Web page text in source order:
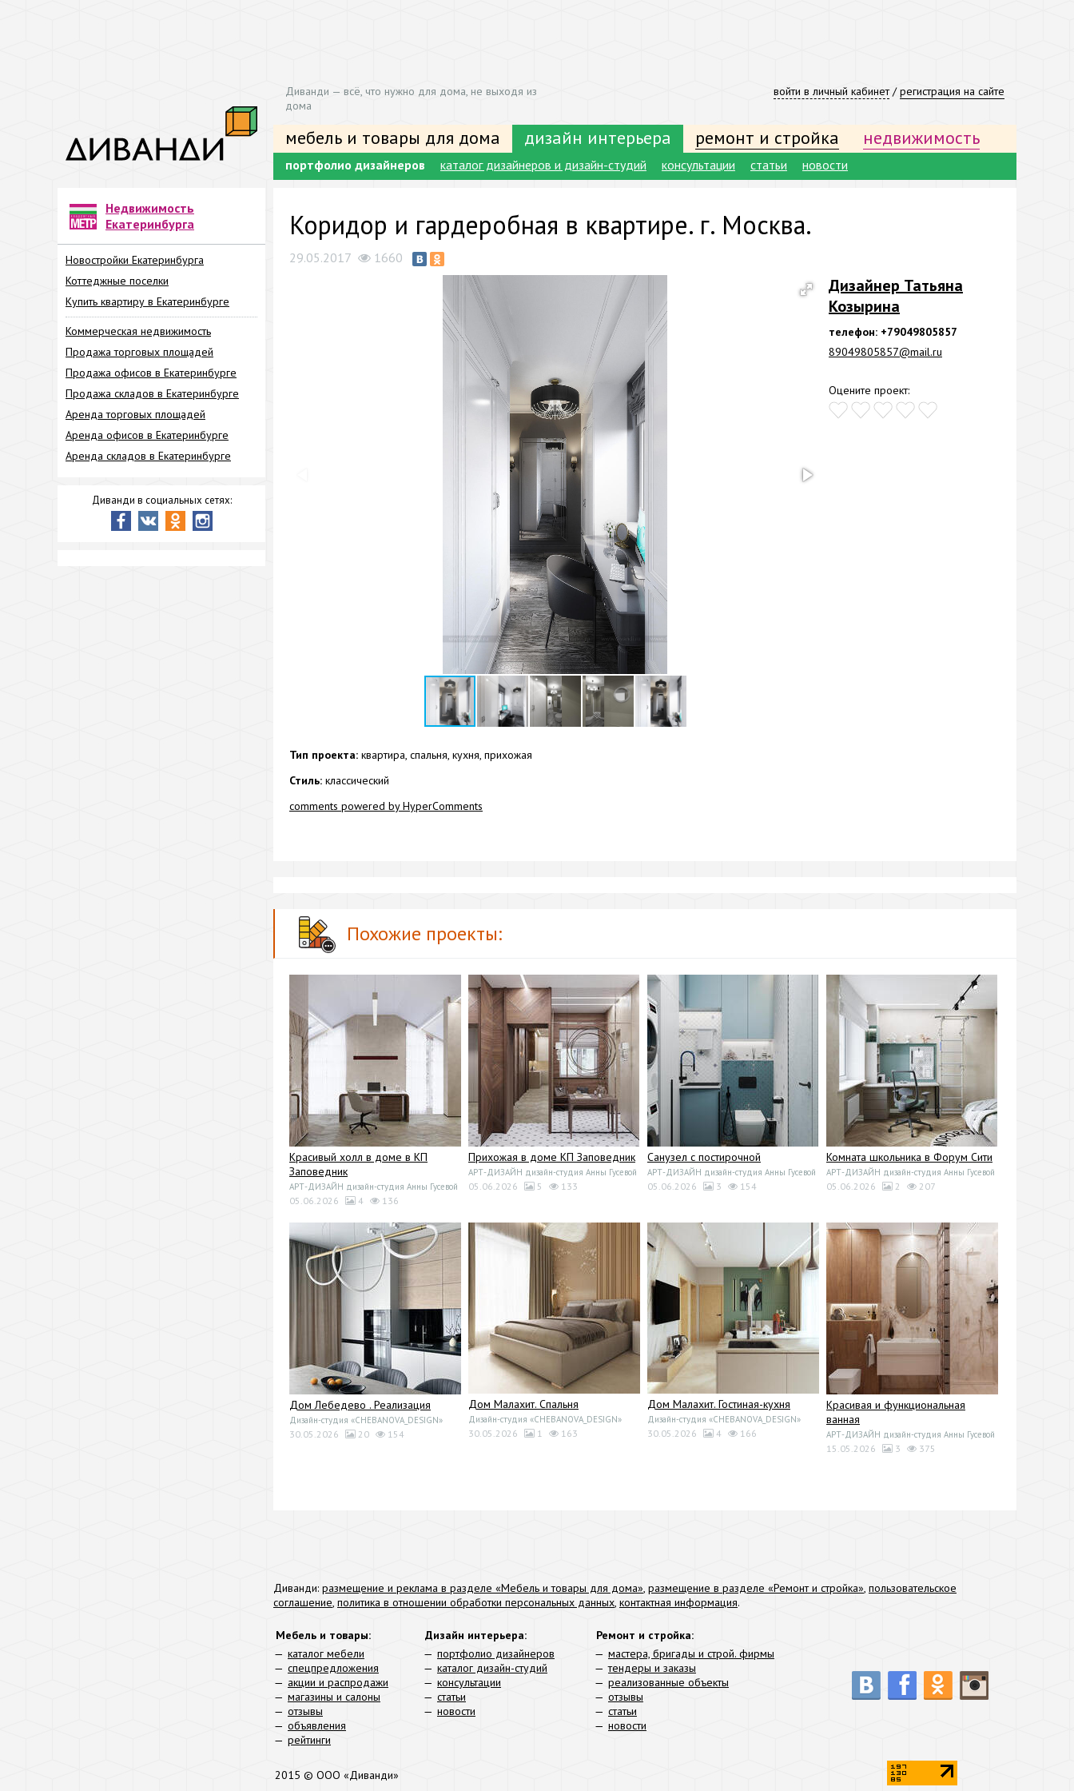
войти в личный кабинет/регистрация на сайте
Диванди — всё, что нужно для дома, не выходя из
дома
мебель и товары для дома дизайн интерьера ремонт и стройка недвижимость
портфолио дизайнеров каталог дизайнеров и дизайн-студий консультации статьи новости
Недвижимость
Екатеринбурга
Новостройки Екатеринбурга
Коттеджные поселки
Купить квартиру в Екатеринбурге
Коммерческая недвижимость
Продажа торговых площадей
Продажа офисов в Екатеринбурге
Продажа складов в Екатеринбурге
Аренда торговых площадей
Аренда офисов в Екатеринбурге
Аренда складов в Екатеринбурге
Диванди в социальных сетях:
Коридор и гардеробная в квартире. г. Москва.
29.05.2017 1660
Дизайнер Татьяна
Козырина
телефон: +79049805857
89049805857@mail.ru
Оцените проект:
Тип проекта: квартира, спальня, кухня, прихожая
Стиль: классический
comments powered by HyperComments
Похожие проекты:
Красивый холл в доме в КП
Заповедник
АРТ-ДИЗАЙН дизайн-студия Анны Гусевой
05.06.2026 4 136
Прихожая в доме КП Заповедник
АРТ-ДИЗАЙН дизайн-студия Анны Гусевой
05.06.2026 5 133
Санузел с постирочной
АРТ-ДИЗАЙН дизайн-студия Анны Гусевой
05.06.2026 3 154
Комната школьника в Форум Сити
АРТ-ДИЗАЙН дизайн-студия Анны Гусевой
05.06.2026 2 207
Дом Лебедево . Реализация
Дизайн-студия «CHEBANOVA_DESIGN»
30.05.2026 20 154
Дом Малахит. Спальня
Дизайн-студия «CHEBANOVA_DESIGN»
30.05.2026 1 163
Дом Малахит. Гостиная-кухня
Дизайн-студия «CHEBANOVA_DESIGN»
30.05.2026 4 166
Красивая и функциональная
ванная
АРТ-ДИЗАЙН дизайн-студия Анны Гусевой
15.05.2026 3 375
Диванди: размещение и реклама в разделе «Мебель и товары для дома», размещение в разделе «Ремонт и стройка», пользовательское
соглашение, политика в отношении обработки персональных данных, контактная информация.
Мебель и товары:
каталог мебели
спецпредложения
акции и распродажи
магазины и салоны
отзывы
объявления
рейтинги
Дизайн интерьера:
портфолио дизайнеров
каталог дизайн-студий
консультации
статьи
новости
Ремонт и стройка:
мастера, бригады и строй. фирмы
тендеры и заказы
реализованные объекты
отзывы
статьи
новости
2015 © ООО «Диванди»